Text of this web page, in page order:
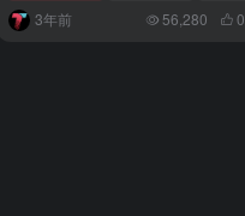
3年前 56,280 0